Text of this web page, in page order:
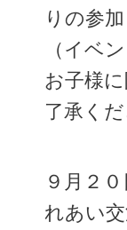
りの参
（イベ
お子様
了承くだ
９月２
れあい